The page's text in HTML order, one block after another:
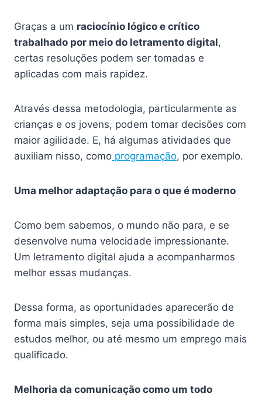
Graças a um raciocínio lógico e crítico
trabalhado por meio do letramento digital,
certas resoluções podem ser tomadas e
aplicadas com mais rapidez.
Através dessa metodologia, particularmente as
crianças e os jovens, podem tomar decisões com
maior agilidade. E, há algumas atividades que
auxiliam nisso, como programação, por exemplo.
Uma melhor adaptação para o que é moderno
Como bem sabemos, o mundo não para, e se
desenvolve numa velocidade impressionante.
Um letramento digital ajuda a acompanharmos
melhor essas mudanças.
Dessa forma, as oportunidades aparecerão de
forma mais simples, seja uma possibilidade de
estudos melhor, ou até mesmo um emprego mais
qualificado.
Melhoria da comunicação como um todo